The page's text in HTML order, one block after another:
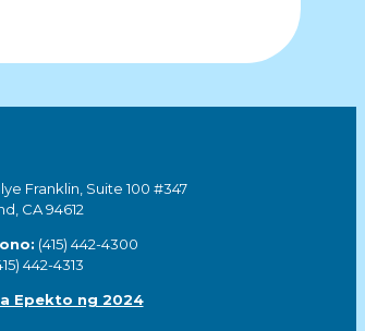
Franklin, Suite 100 #347
CA 94612
(415) 442-4300
442-4313
Epekto ng 2024